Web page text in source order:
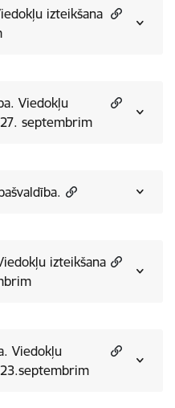
izteikšana
Viedokļu
septembrim
izteikšana
Viedokļu